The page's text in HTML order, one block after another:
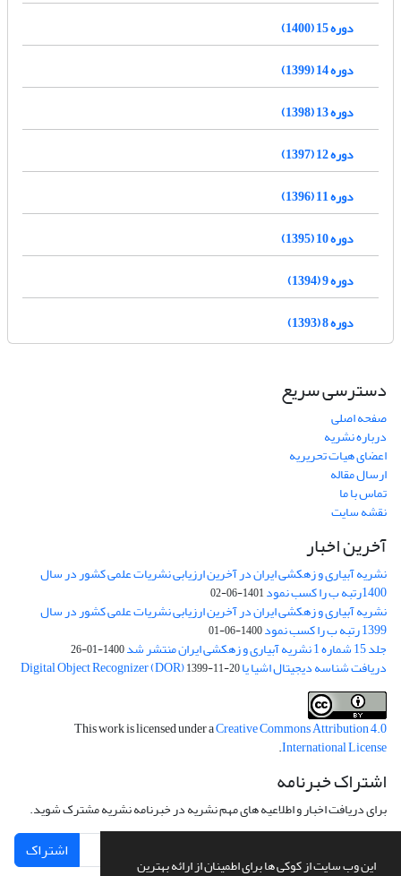
این وب سایت از کوکی ها برای اطمینان از ارائه بهترین
دوره 15 (1400)
دوره 14 (1399)
دوره 13 (1398)
دوره 12 (1397)
دوره 11 (1396)
دوره 10 (1395)
دوره 9 (1394)
دوره 8 (1393)
دسترسی سریع
صفحه اصلی
درباره نشریه
اعضای هیات تحریریه
ارسال مقاله
تماس با ما
نقشه سایت
آخرین اخبار
نشریه آبیاری و زهکشی ایران در آخرین ارزیابی نشریات علمی کشور در سال
1400رتبه ب را کسب نمود 1401-06-02
نشریه آبیاری و زهکشی ایران در آخرین ارزیابی نشریات علمی کشور در سال
1399 رتبه ب را کسب نمود 1400-06-01
جلد 15 شماره 1 نشریه آبیاری و زهکشی ایران منتشر شد 1400-01-26
دریافت شناسه دیجیتال اشیا یا Digital Object Recognizer (DOR)1399-11-20
This work is licensed under aCreative Commons Attribution 4.0
International License
.
اشتراک خبرنامه
برای دریافت اخبار و اطلاعیه های مهم نشریه در خبرنامه نشریه مشترک شوید.
اشتراک